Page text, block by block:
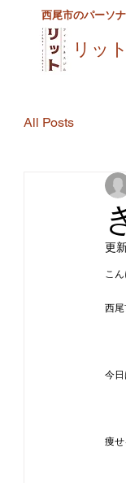
西尾市のパーソ
リット
All Posts
更
こん
西尾
今日
痩せ